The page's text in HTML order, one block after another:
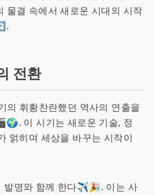
물결 속에서 새로운 시대의 시작
전환
의 휘황찬란했던 역사의 연출을
이 시기는 새로운 기술, 정
얽히며 세상을 바꾸는 시작이
발명와 함께 한다✈️🎉. 이는 사